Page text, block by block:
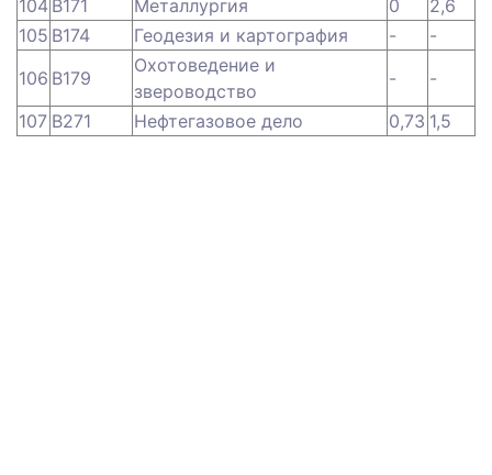
104 B171 Металлургия 0
2,6
105 B174 Геодезия и картография -
-
106 B179
Охотоведение и
звероводство
-
-
107 B271 Нефтегазовое дело 0,73 1,5